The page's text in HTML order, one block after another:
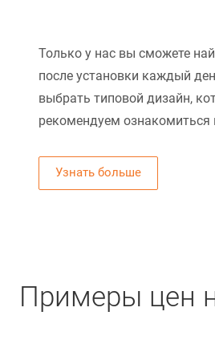
Только у нас вы сможете
после установки каждый
выбрать типовой дизайн,
рекомендуем ознакомиться
Узнать больше
Примеры цен